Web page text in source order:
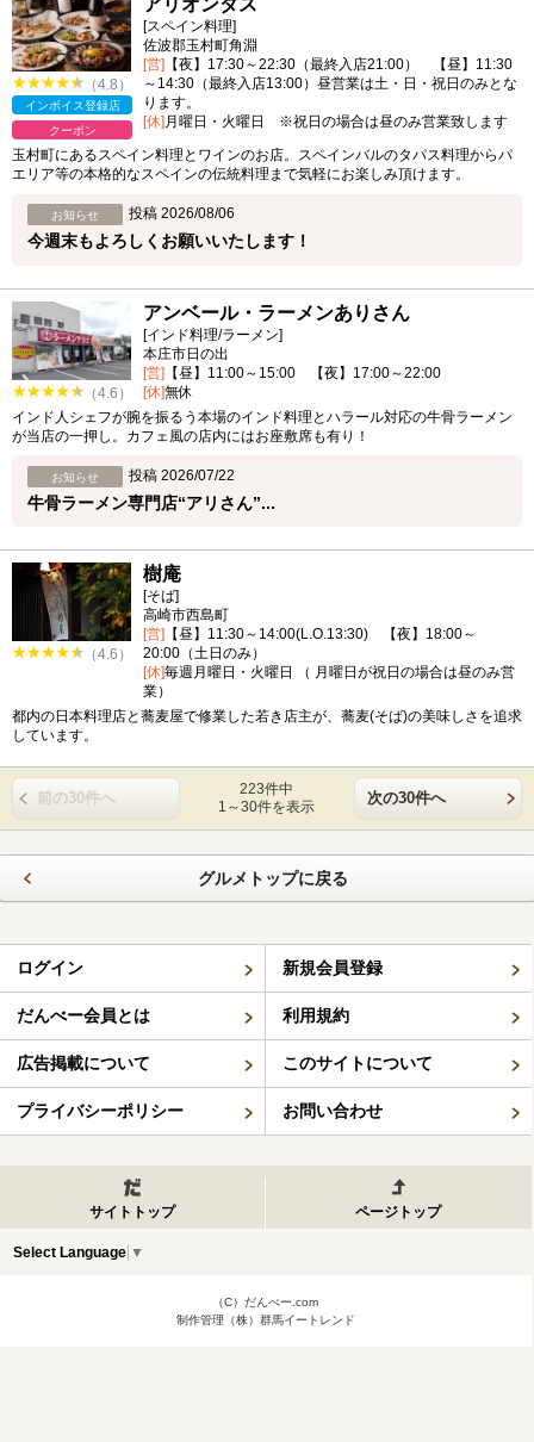
（4.8）
インボイス登録店
クーポン
[スペイン料理]
佐波郡玉村町角淵
[営] 【夜】17:30～22:30（最終入店21:00） 【昼】11:30
～14:30（最終入店13:00）昼営業は土・日・祝日のみとな
ります。
[休]月曜日・火曜日 ※祝日の場合は昼のみ営業致します
玉村町にあるスペイン料理とワインのお店。スペインバルのタパス料理からパ
エリア等の本格的なスペインの伝統料理まで気軽にお楽しみ頂けます。
お知らせ 投稿 2026/08/06
今週末もよろしくお願いいたします！
（4.6）
アンベール・ラーメンありさん
[インド料理/ラーメン]
本庄市日の出
[営] 【昼】11:00～15:00 【夜】17:00～22:00
[休]無休
インド人シェフが腕を振るう本場のインド料理とハラール対応の牛骨ラーメン
が当店の一押し。カフェ風の店内にはお座敷席も有り！
お知らせ 投稿 2026/07/22
牛骨ラーメン専門店“アリさん”...
（4.6）
樹庵
[そば]
高崎市西島町
[営] 【昼】11:30～14:00(L.O.13:30) 【夜】18:00～
20:00（土日のみ）
[休]毎週月曜日・火曜日 （ 月曜日が祝日の場合は昼のみ営
業）
都内の日本料理店と蕎麦屋で修業した若き店主が、蕎麦(そば)の美味しさを追求
しています。
前の30件へ
223件中
1～30件を表示
次の30件へ
グルメトップに戻る
ログイン 新規会員登録
だんべー会員とは 利用規約
広告掲載について このサイトについて
プライバシーポリシー お問い合わせ
サイトトップ ページトップ
Select Language ▼
（C）だんべー.com
制作管理（株）群馬イートレンド